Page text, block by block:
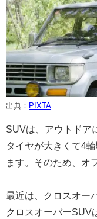
出典： PIXTA
SUVは、アウトドア
タイヤが大きくて4
ます。そのため、オ
最近は、クロスオー
クロスオーバーSUV